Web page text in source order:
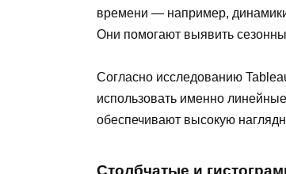
времени — например,
Они помогают выявить
Согласно исследованию
использовать именно
обеспечивают высокую
Столбчатые и